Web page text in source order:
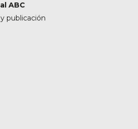
ABC
publicación